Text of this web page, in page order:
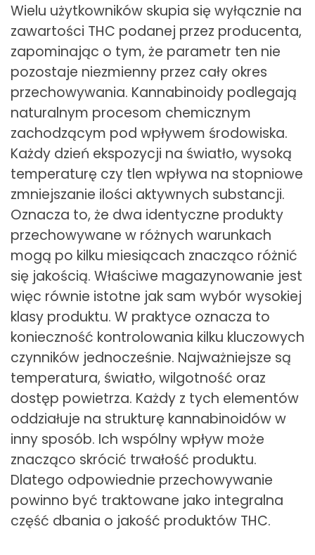
Wielu użytkowników skupia się wyłącznie na
zawartości THC podanej przez producenta,
zapominając o tym, że parametr ten nie
pozostaje niezmienny przez cały okres
przechowywania. Kannabinoidy podlegają
naturalnym procesom chemicznym
zachodzącym pod wpływem środowiska.
Każdy dzień ekspozycji na światło, wysoką
temperaturę czy tlen wpływa na stopniowe
zmniejszanie ilości aktywnych substancji.
Oznacza to, że dwa identyczne produkty
przechowywane w różnych warunkach
mogą po kilku miesiącach znacząco różnić
się jakością. Właściwe magazynowanie jest
więc równie istotne jak sam wybór wysokiej
klasy produktu. W praktyce oznacza to
konieczność kontrolowania kilku kluczowych
czynników jednocześnie. Najważniejsze są
temperatura, światło, wilgotność oraz
dostęp powietrza. Każdy z tych elementów
oddziałuje na strukturę kannabinoidów w
inny sposób. Ich wspólny wpływ może
znacząco skrócić trwałość produktu.
Dlatego odpowiednie przechowywanie
powinno być traktowane jako integralna
część dbania o jakość produktów THC.